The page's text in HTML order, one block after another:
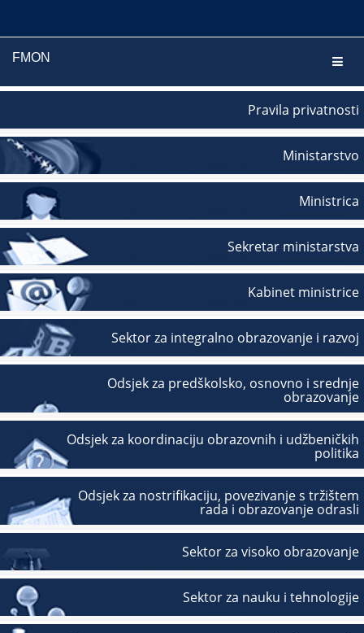
FMON
Pravila privatnosti
Ministarstvo
Ministrica
Sekretar ministarstva
Kabinet ministrice
Sektor za integralno obrazovanje i razvoj
Odsjek za predškolsko, osnovno i srednje
obrazovanje
Odsjek za koordinaciju obrazovnih i udžbeničkih
politika
Odsjek za nostrifikaciju, povezivanje s tržištem
rada i obrazovanje odrasli
Sektor za visoko obrazovanje
Sektor za nauku i tehnologije